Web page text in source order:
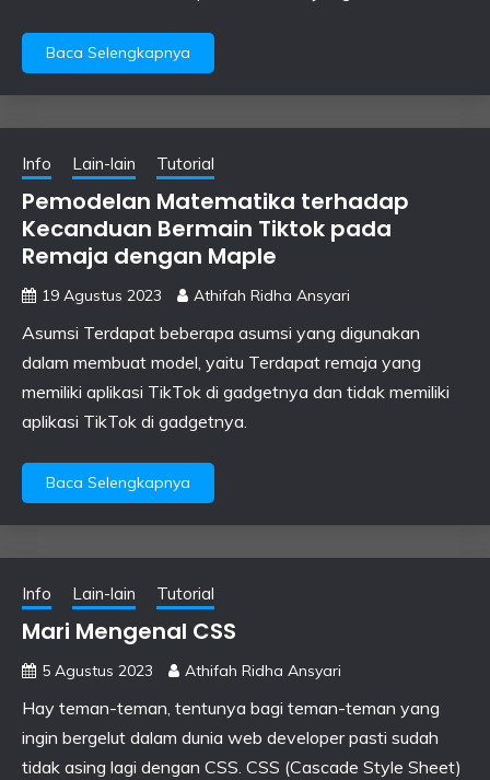
Baca Selengkapnya
Info Lain-lain Tutorial
Pemodelan Matematika terhadap
Kecanduan Bermain Tiktok pada
Remaja dengan Maple
19 Agustus 2023 Athifah Ridha Ansyari
Asumsi Terdapat beberapa asumsi yang digunakan
dalam membuat model, yaitu Terdapat remaja yang
memiliki aplikasi TikTok di gadgetnya dan tidak memiliki
aplikasi TikTok di gadgetnya.
Baca Selengkapnya
Info Lain-lain Tutorial
Mari Mengenal CSS
5 Agustus 2023 Athifah Ridha Ansyari
Hay teman-teman, tentunya bagi teman-teman yang
ingin bergelut dalam dunia web developer pasti sudah
tidak asing lagi dengan CSS. CSS (Cascade Style Sheet)